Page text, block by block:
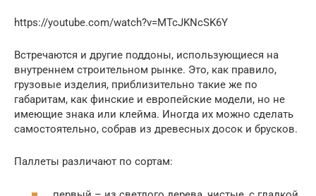
https://youtube.com/watch?v=MTcJKNcSK6Y
Встречаются и другие поддоны, использующиеся на
внутреннем строительном рынке. Это, как правило,
грузовые изделия, приблизительно такие же по
габаритам, как финские и европейские модели, но не
имеющие знака или клейма. Иногда их можно сделать
самостоятельно, собрав из древесных досок и брусков.
Паллеты различают по сортам: